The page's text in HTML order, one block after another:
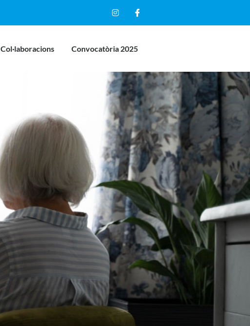
Col·laboracions Convocatòria 2025